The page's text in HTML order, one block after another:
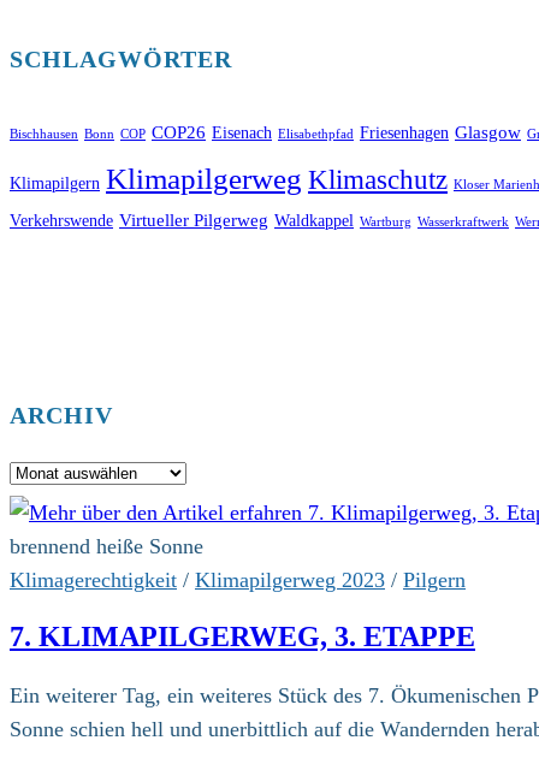
SCHLAGWÖRTER
Bischhausen Bonn COP COP26 Eisenach Elisabethpfad Friesenhagen Glasgow
Klimapilgern Klimapilgerweg Klimaschutz Kloser
Verkehrswende Virtueller Pilgerweg Waldkappel Wartburg Wasserkraftwerk
ARCHIV
Archiv
brennend heiße Sonne
Klimagerechtigkeit / Klimapilgerweg 2023 / Pilgern
7. KLIMAPILGERWEG, 3. ETAPPE
Ein weiterer Tag, ein weiteres Stück des 7.
Sonne schien hell und unerbittlich auf die Wandernden